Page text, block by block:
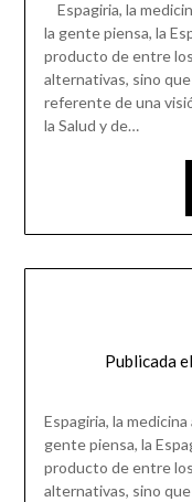
Espagiria, la
la gente piensa, la
producto de entre
alternativas, sino
referente de una
la Salud y de…
Publicada el
Espagiria, la
gente piensa, la
producto de entre
alternativas, sino